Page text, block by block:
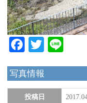
Facebook
Twitter
写真情報
投稿日